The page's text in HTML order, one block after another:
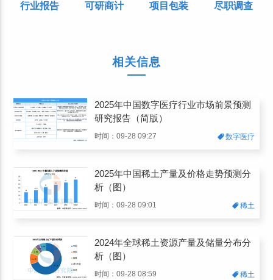
行业报告 可研商计 项目包装 尽职调查
相关信息
2025年中国数字医疗行业市场前景预测
研究报告（简版）
时间：09-28 09:27 数字医疗
2025年中国稀土产量及价格走势预测分
析（图）
时间：09-28 09:01 稀土
2024年全球稀土资源产量及储量分布分
析（图）
时间：09-28 08:59 稀土